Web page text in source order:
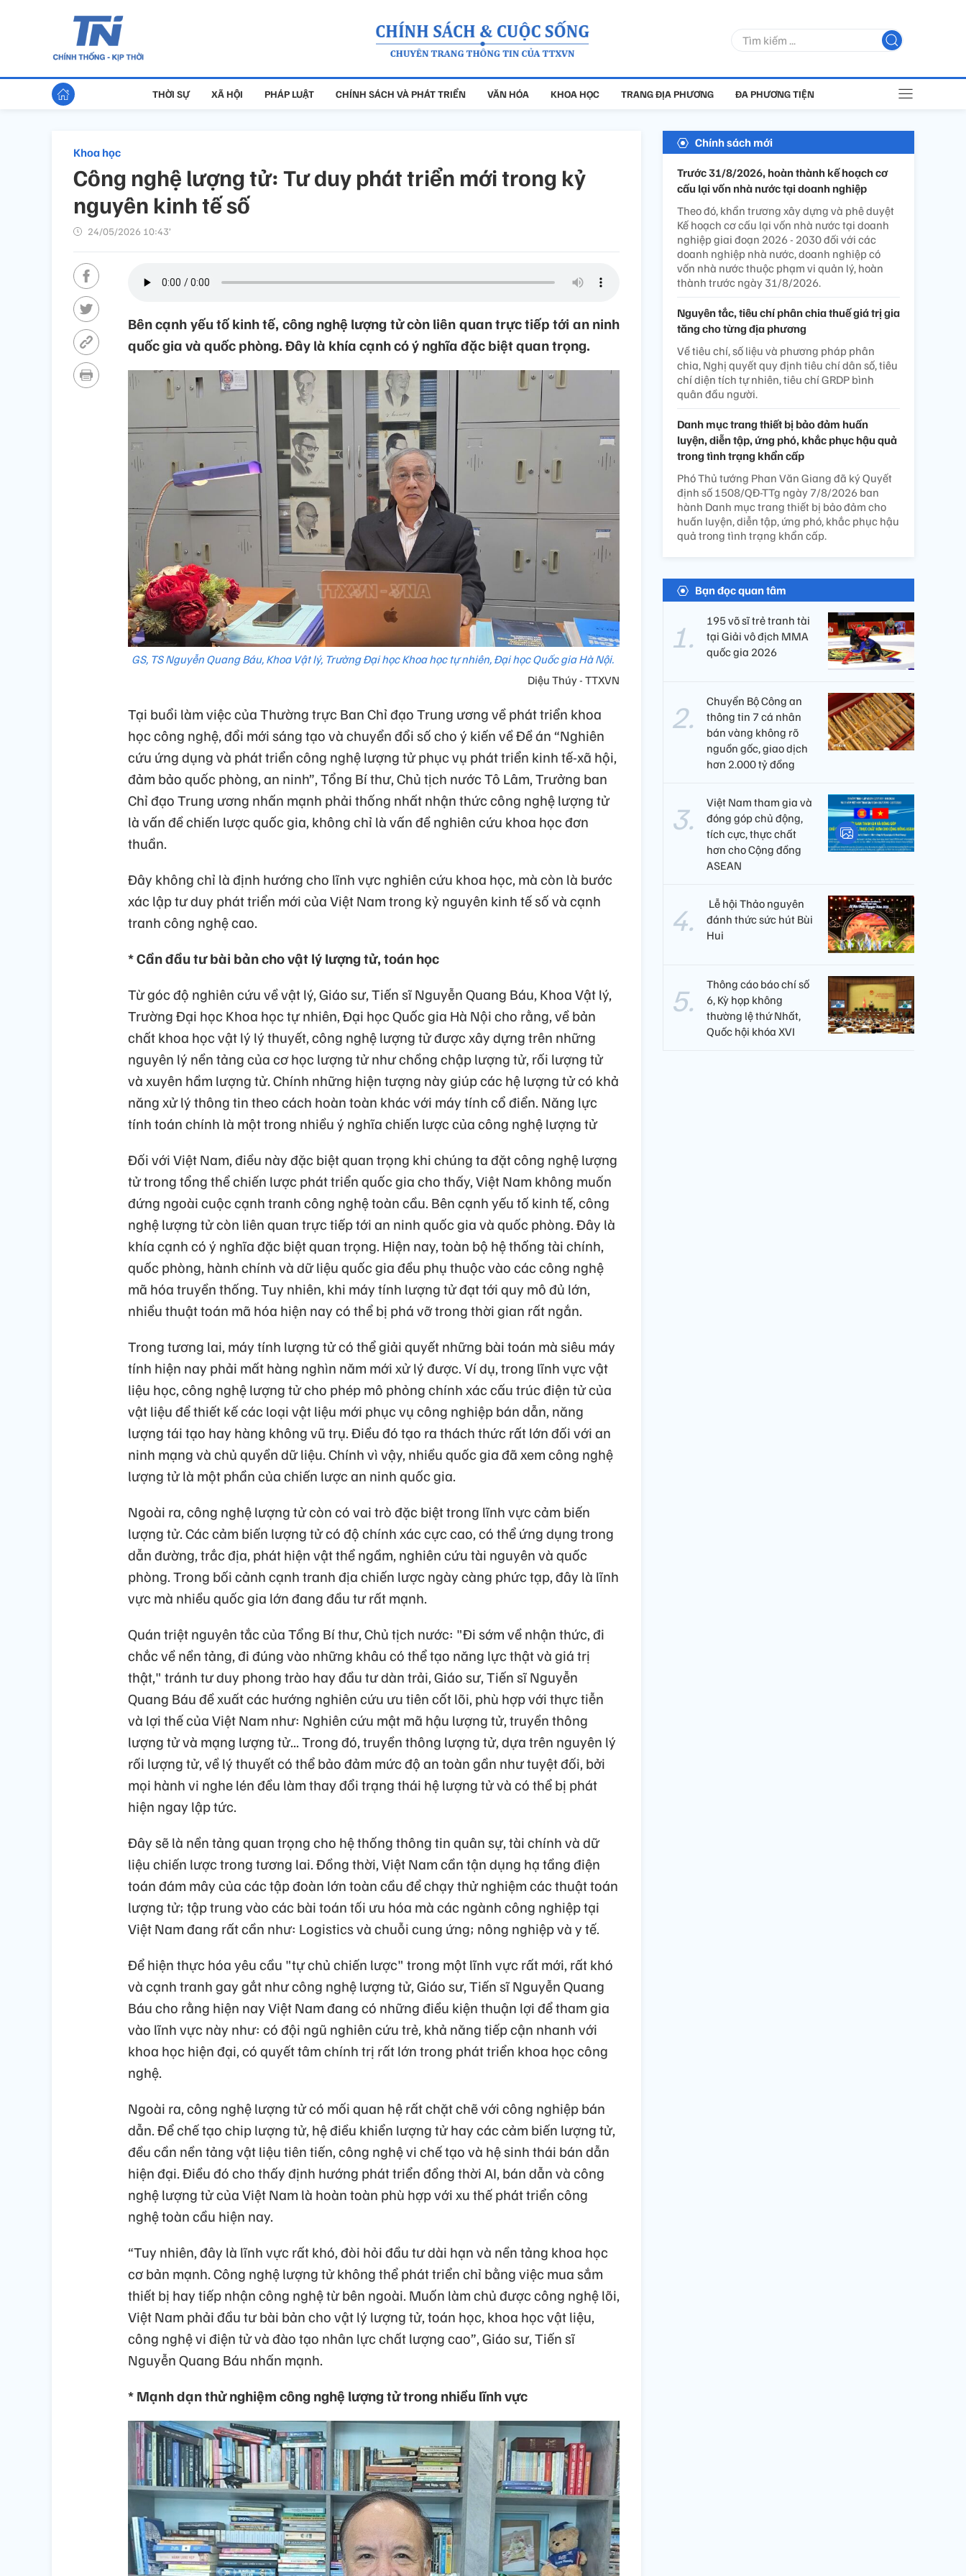
THỜI SỰ XÃ HỘI PHÁP LUẬT CHÍNH SÁCH VÀ PHÁT TRIỂN VĂN HÓA KHOA HỌC TRANG ĐỊA PHƯƠNG ĐA PHƯƠNG TIỆN
Khoa học
Công nghệ lượng tử: Tư duy phát triển mới trong kỷ
nguyên kinh tế số
24/05/2026 10:43’
Bên cạnh yếu tố kinh tế, công nghệ lượng tử còn liên quan trực tiếp tới an ninh
quốc gia và quốc phòng. Đây là khía cạnh có ý nghĩa đặc biệt quan trọng.
GS, TS Nguyễn Quang Báu, Khoa Vật lý, Trường Đại học Khoa học tự nhiên, Đại học Quốc gia Hà Nội.
Diệu Thúy - TTXVN
Tại buổi làm việc của Thường trực Ban Chỉ đạo Trung ương về phát triển khoa
học công nghệ, đổi mới sáng tạo và chuyển đổi số cho ý kiến về Đề án “Nghiên
cứu ứng dụng và phát triển công nghệ lượng tử phục vụ phát triển kinh tế-xã hội,
đảm bảo quốc phòng, an ninh”, Tổng Bí thư, Chủ tịch nước Tô Lâm, Trưởng ban
Chỉ đạo Trung ương nhấn mạnh phải thống nhất nhận thức công nghệ lượng tử
là vấn đề chiến lược quốc gia, không chỉ là vấn đề nghiên cứu khoa học đơn
thuần.
Đây không chỉ là định hướng cho lĩnh vực nghiên cứu khoa học, mà còn là bước
xác lập tư duy phát triển mới của Việt Nam trong kỷ nguyên kinh tế số và cạnh
tranh công nghệ cao.
* Cần đầu tư bài bản cho vật lý lượng tử, toán học
Từ góc độ nghiên cứu về vật lý, Giáo sư, Tiến sĩ Nguyễn Quang Báu, Khoa Vật lý,
Trường Đại học Khoa học tự nhiên, Đại học Quốc gia Hà Nội cho rằng, về bản
chất khoa học vật lý lý thuyết, công nghệ lượng tử được xây dựng trên những
nguyên lý nền tảng của cơ học lượng tử như chồng chập lượng tử, rối lượng tử
và xuyên hầm lượng tử. Chính những hiện tượng này giúp các hệ lượng tử có khả
năng xử lý thông tin theo cách hoàn toàn khác với máy tính cổ điển. Năng lực
tính toán chính là một trong nhiều ý nghĩa chiến lược của công nghệ lượng tử
Đối với Việt Nam, điều này đặc biệt quan trọng khi chúng ta đặt công nghệ lượng
tử trong tổng thể chiến lược phát triển quốc gia cho thấy, Việt Nam không muốn
đứng ngoài cuộc cạnh tranh công nghệ toàn cầu. Bên cạnh yếu tố kinh tế, công
nghệ lượng tử còn liên quan trực tiếp tới an ninh quốc gia và quốc phòng. Đây là
khía cạnh có ý nghĩa đặc biệt quan trọng. Hiện nay, toàn bộ hệ thống tài chính,
quốc phòng, hành chính và dữ liệu quốc gia đều phụ thuộc vào các công nghệ
mã hóa truyền thống. Tuy nhiên, khi máy tính lượng tử đạt tới quy mô đủ lớn,
nhiều thuật toán mã hóa hiện nay có thể bị phá vỡ trong thời gian rất ngắn.
Trong tương lai, máy tính lượng tử có thể giải quyết những bài toán mà siêu máy
tính hiện nay phải mất hàng nghìn năm mới xử lý được. Ví dụ, trong lĩnh vực vật
liệu học, công nghệ lượng tử cho phép mô phỏng chính xác cấu trúc điện tử của
vật liệu để thiết kế các loại vật liệu mới phục vụ công nghiệp bán dẫn, năng
lượng tái tạo hay hàng không vũ trụ. Điều đó tạo ra thách thức rất lớn đối với an
ninh mạng và chủ quyền dữ liệu. Chính vì vậy, nhiều quốc gia đã xem công nghệ
lượng tử là một phần của chiến lược an ninh quốc gia.
Ngoài ra, công nghệ lượng tử còn có vai trò đặc biệt trong lĩnh vực cảm biến
lượng tử. Các cảm biến lượng tử có độ chính xác cực cao, có thể ứng dụng trong
dẫn đường, trắc địa, phát hiện vật thể ngầm, nghiên cứu tài nguyên và quốc
phòng. Trong bối cảnh cạnh tranh địa chiến lược ngày càng phức tạp, đây là lĩnh
vực mà nhiều quốc gia lớn đang đầu tư rất mạnh.
Quán triệt nguyên tắc của Tổng Bí thư, Chủ tịch nước: "Đi sớm về nhận thức, đi
chắc về nền tảng, đi đúng vào những khâu có thể tạo năng lực thật và giá trị
thật," tránh tư duy phong trào hay đầu tư dàn trải, Giáo sư, Tiến sĩ Nguyễn
Quang Báu đề xuất các hướng nghiên cứu ưu tiên cốt lõi, phù hợp với thực tiễn
và lợi thế của Việt Nam như: Nghiên cứu mật mã hậu lượng tử, truyền thông
lượng tử và mạng lượng tử... Trong đó, truyền thông lượng tử, dựa trên nguyên lý
rối lượng tử, về lý thuyết có thể bảo đảm mức độ an toàn gần như tuyệt đối, bởi
mọi hành vi nghe lén đều làm thay đổi trạng thái hệ lượng tử và có thể bị phát
hiện ngay lập tức.
Đây sẽ là nền tảng quan trọng cho hệ thống thông tin quân sự, tài chính và dữ
liệu chiến lược trong tương lai. Đồng thời, Việt Nam cần tận dụng hạ tầng điện
toán đám mây của các tập đoàn lớn toàn cầu để chạy thử nghiệm các thuật toán
lượng tử; tập trung vào các bài toán tối ưu hóa mà các ngành công nghiệp tại
Việt Nam đang rất cần như: Logistics và chuỗi cung ứng; nông nghiệp và y tế.
Để hiện thực hóa yêu cầu "tự chủ chiến lược" trong một lĩnh vực rất mới, rất khó
và cạnh tranh gay gắt như công nghệ lượng tử, Giáo sư, Tiến sĩ Nguyễn Quang
Báu cho rằng hiện nay Việt Nam đang có những điều kiện thuận lợi để tham gia
vào lĩnh vực này như: có đội ngũ nghiên cứu trẻ, khả năng tiếp cận nhanh với
khoa học hiện đại, có quyết tâm chính trị rất lớn trong phát triển khoa học công
nghệ.
Ngoài ra, công nghệ lượng tử có mối quan hệ rất chặt chẽ với công nghiệp bán
dẫn. Để chế tạo chip lượng tử, hệ điều khiển lượng tử hay các cảm biến lượng tử,
đều cần nền tảng vật liệu tiên tiến, công nghệ vi chế tạo và hệ sinh thái bán dẫn
hiện đại. Điều đó cho thấy định hướng phát triển đồng thời AI, bán dẫn và công
nghệ lượng tử của Việt Nam là hoàn toàn phù hợp với xu thế phát triển công
nghệ toàn cầu hiện nay.
“Tuy nhiên, đây là lĩnh vực rất khó, đòi hỏi đầu tư dài hạn và nền tảng khoa học
cơ bản mạnh. Công nghệ lượng tử không thể phát triển chỉ bằng việc mua sắm
thiết bị hay tiếp nhận công nghệ từ bên ngoài. Muốn làm chủ được công nghệ lõi,
Việt Nam phải đầu tư bài bản cho vật lý lượng tử, toán học, khoa học vật liệu,
công nghệ vi điện tử và đào tạo nhân lực chất lượng cao”, Giáo sư, Tiến sĩ
Nguyễn Quang Báu nhấn mạnh.
* Mạnh dạn thử nghiệm công nghệ lượng tử trong nhiều lĩnh vực
Chính sách mới
Trước 31/8/2026, hoàn thành kế hoạch cơ
cấu lại vốn nhà nước tại doanh nghiệp
Theo đó, khẩn trương xây dựng và phê duyệt
Kế hoạch cơ cấu lại vốn nhà nước tại doanh
nghiệp giai đoạn 2026 - 2030 đối với các
doanh nghiệp nhà nước, doanh nghiệp có
vốn nhà nước thuộc phạm vi quản lý, hoàn
thành trước ngày 31/8/2026.
Nguyên tắc, tiêu chí phân chia thuế giá trị gia
tăng cho từng địa phương
Về tiêu chí, số liệu và phương pháp phân
chia, Nghị quyết quy định tiêu chí dân số, tiêu
chí diện tích tự nhiên, tiêu chí GRDP bình
quân đầu người.
Danh mục trang thiết bị bảo đảm huấn
luyện, diễn tập, ứng phó, khắc phục hậu quả
trong tình trạng khẩn cấp
Phó Thủ tướng Phan Văn Giang đã ký Quyết
định số 1508/QĐ-TTg ngày 7/8/2026 ban
hành Danh mục trang thiết bị bảo đảm cho
huấn luyện, diễn tập, ứng phó, khắc phục hậu
quả trong tình trạng khẩn cấp.
Bạn đọc quan tâm
195 võ sĩ trẻ tranh tài
tại Giải vô địch MMA
quốc gia 2026
Chuyển Bộ Công an
thông tin 7 cá nhân
bán vàng không rõ
nguồn gốc, giao dịch
hơn 2.000 tỷ đồng
Việt Nam tham gia và
đóng góp chủ động,
tích cực, thực chất
hơn cho Cộng đồng
ASEAN
​ Lễ hội Thảo nguyên
đánh thức sức hút Bùi
Hui
Thông cáo báo chí số
6, Kỳ họp không
thường lệ thứ Nhất,
Quốc hội khóa XVI